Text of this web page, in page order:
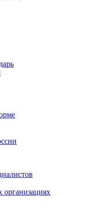
организациях